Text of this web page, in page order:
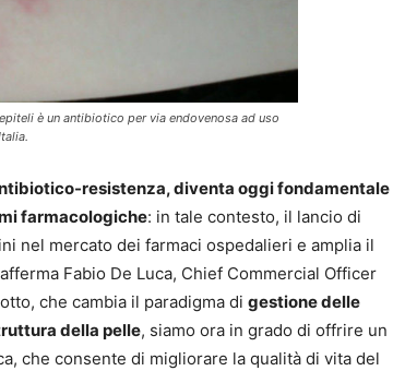
è un antibiotico per via endovenosa ad uso
resistenza, diventa oggi fondamentale
farmacologiche: in tale contesto, il lancio di
nel mercato dei farmaci ospedalieri e amplia il
Fabio De Luca, Chief Commercial Officer
che cambia il paradigma di gestione delle
della pelle, siamo ora in grado di offrire un
che consente di migliorare la qualità di vita del